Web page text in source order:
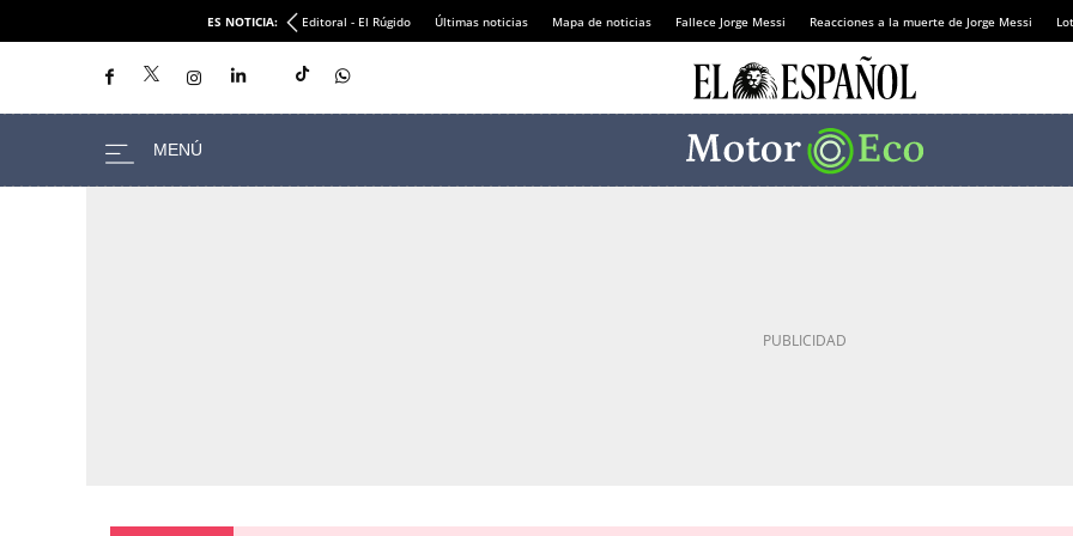
ES NOTICIA: Editoral - El Rúgido Últimas noticias Mapa de noticias Fallece Jorge Messi Reacciones a la muerte de Jorge Messi